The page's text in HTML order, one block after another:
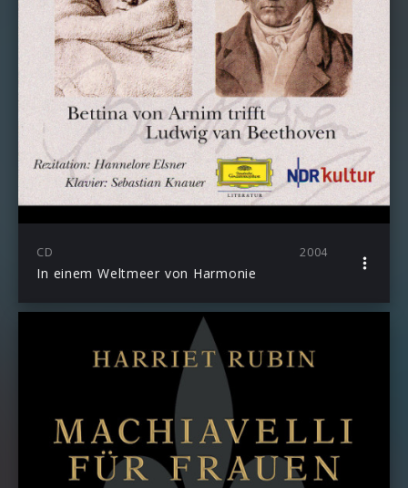
CD 2004
In einem Weltmeer von Harmonie